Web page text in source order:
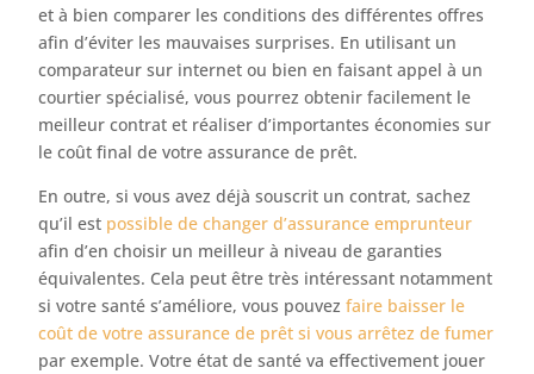
et à bien comparer les conditions des différentes offres
afin d’éviter les mauvaises surprises. En utilisant un
comparateur sur internet ou bien en faisant appel à un
courtier spécialisé, vous pourrez obtenir facilement le
meilleur contrat et réaliser d’importantes économies sur
le coût final de votre assurance de prêt.
En outre, si vous avez déjà souscrit un contrat, sachez
qu’il est possible de changer d’assurance emprunteur
afin d’en choisir un meilleur à niveau de garanties
équivalentes. Cela peut être très intéressant notamment
si votre santé s’améliore, vous pouvezfaire baisser le
coût de votre assurance de prêt si vous arrêtez de fumer
par exemple. Votre état de santé va effectivement jouer